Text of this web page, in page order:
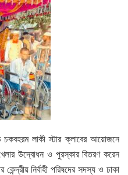
চকবহরম লাকী স্টার ক্লাবের আয়োজনে
খেলার উদ্বোধন ও পুরস্কার বিতরণ করেন
নির্বাহী পরিষদের সদস্য ও ঢাকা